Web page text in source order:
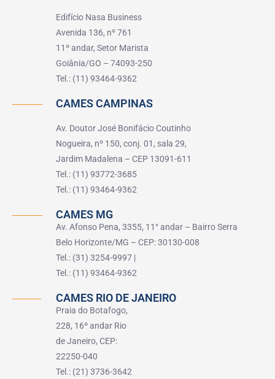
Edifício Nasa Business
Avenida 136, nº 761
11º andar, Setor Marista
Goiânia/GO – 74093-250
Tel.: (11) 93464-9362
CAMES CAMPINAS
Av. Doutor José Bonifácio Coutinho
Nogueira, nº 150, conj. 01, sala 29,
Jardim Madalena – CEP 13091-611
Tel.: (11) 93772-3685
Tel.: (11) 93464-9362
CAMES MG
Av. Afonso Pena, 3355, 11° andar – Bairro Serra
Belo Horizonte/MG – CEP: 30130-008
Tel.: (31) 3254-9997 |
Tel.: (11) 93464-9362
CAMES RIO DE JANEIRO
Praia do Botafogo,
228, 16º andar Rio
de Janeiro, CEP:
22250-040
Tel.: (21) 3736-3642